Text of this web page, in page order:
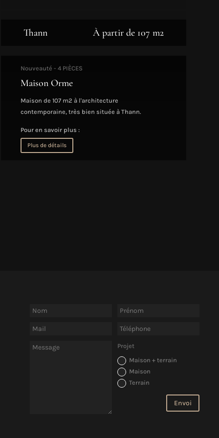
Thann À partir de 107 m2
Nouveauté - 4 PIÈCES
Maison Orme
Maison de 107 m2 à l'architecture
contemporaine, très bien située à Thann.
Pour en savoir plus :
Plus de détails
Projet
Maison + terrain
Maison
Terrain
Envoi